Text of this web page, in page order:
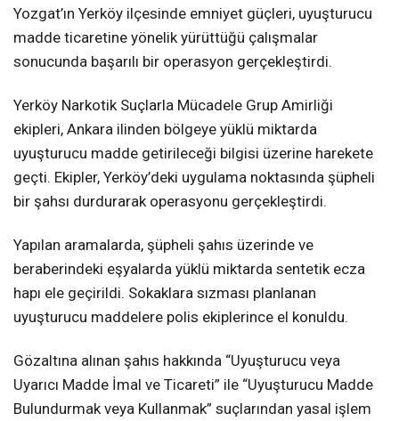
Yozgat’ın Yerköy ilçesinde emniyet güçleri, uyuşturucu
madde ticaretine yönelik yürüttüğü çalışmalar
sonucunda başarılı bir operasyon gerçekleştirdi.
Yerköy Narkotik Suçlarla Mücadele Grup Amirliği
ekipleri, Ankara ilinden bölgeye yüklü miktarda
uyuşturucu madde getirileceği bilgisi üzerine harekete
geçti. Ekipler, Yerköy’deki uygulama noktasında şüpheli
bir şahsı durdurarak operasyonu gerçekleştirdi.
Yapılan aramalarda, şüpheli şahıs üzerinde ve
beraberindeki eşyalarda yüklü miktarda sentetik ecza
hapı ele geçirildi. Sokaklara sızması planlanan
uyuşturucu maddelere polis ekiplerince el konuldu.
Gözaltına alınan şahıs hakkında “Uyuşturucu veya
Uyarıcı Madde İmal ve Ticareti” ile “Uyuşturucu Madde
Bulundurmak veya Kullanmak” suçlarından yasal işlem